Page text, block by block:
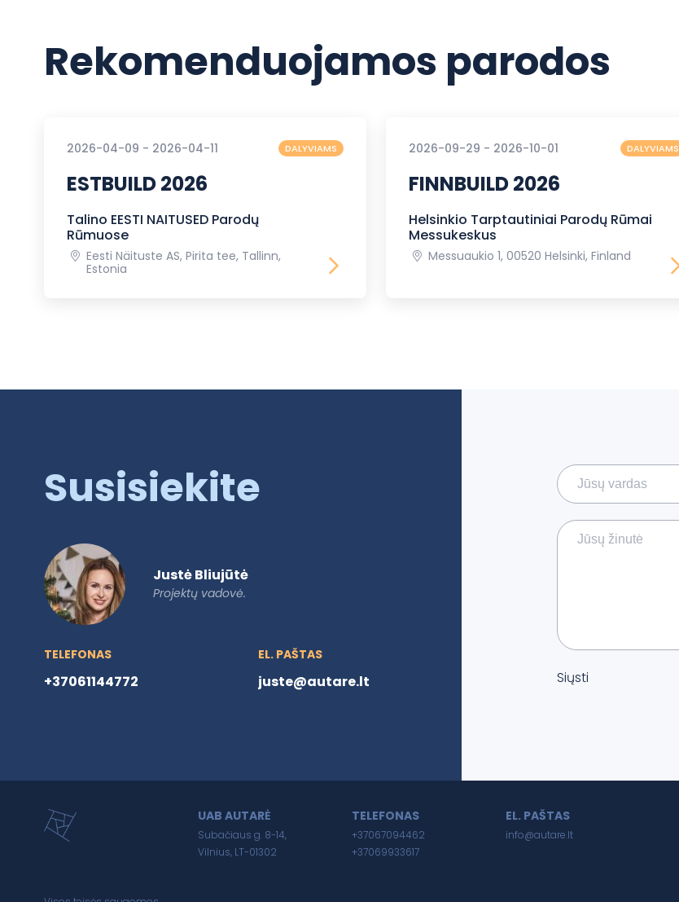
Rekomenduojamos parodos
2026-04-09 - 2026-04-11 DALYVIAMS
ESTBUILD 2026
Talino EESTI NAITUSED Parodų
Rūmuose
Eesti Näituste AS, Pirita tee, Tallinn,
Estonia
2026-09-29 - 2026-10-01 DALYVIAMS
FINNBUILD 2026
Helsinkio Tarptautiniai Parodų Rūmai
Messukeskus
Messuaukio 1, 00520 Helsinki, Finland
Susisiekite
Justė Bliujūtė
Projektų vadovė.
TELEFONAS
+37061144772
EL. PAŠTAS
juste@autare.lt Siųsti
UAB AUTARĖ
Subačiaus g. 8-14,
Vilnius, LT-01302
TELEFONAS
+37067094462
+37069933617
EL. PAŠTAS
info@autare.lt